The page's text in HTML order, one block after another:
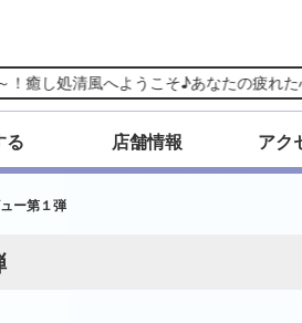
清風へようこそ♪あなたの疲れた心と
る 店舗情報 アク
ー第１弾